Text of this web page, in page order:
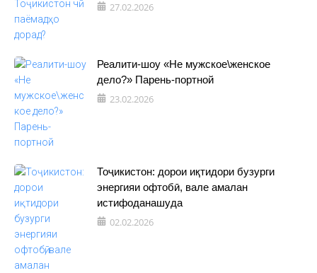
27.02.2026
Реалити-шоу «Не мужское\женское
дело?» Парень-портной
23.02.2026
Тоҷикистон: дорои иқтидори бузурги
энергияи офтобӣ, вале амалан
истифоданашуда
02.02.2026